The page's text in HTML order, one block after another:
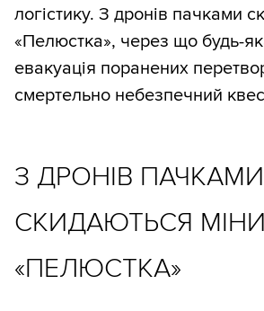
логістику. З дронів пачками
«Пелюстка», через що будь-
евакуація поранених
смертельно небезпечний
З ДРОНІВ ПАЧКАМИ
СКИДАЮТЬСЯ МІНИ
«ПЕЛЮСТКА»